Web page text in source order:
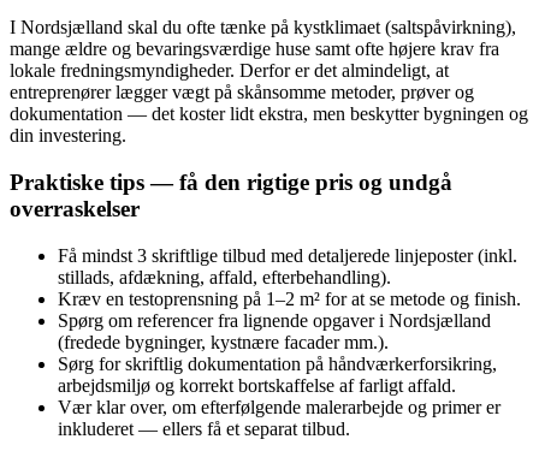
I Nordsjælland skal du ofte tænke på kystklimaet (saltspåvirkning),
mange ældre og bevaringsværdige huse samt ofte højere krav fra
lokale fredningsmyndigheder. Derfor er det almindeligt, at
entreprenører lægger vægt på skånsomme metoder, prøver og
dokumentation — det koster lidt ekstra, men beskytter bygningen og
din investering.
Praktiske tips — få den rigtige pris og undgå
overraskelser
Få mindst 3 skriftlige tilbud med detaljerede linjeposter (inkl.
stillads, afdækning, affald, efterbehandling).
Kræv en testoprensning på 1–2 m² for at se metode og finish.
Spørg om referencer fra lignende opgaver i Nordsjælland
(fredede bygninger, kystnære facader mm.).
Sørg for skriftlig dokumentation på håndværkerforsikring,
arbejdsmiljø og korrekt bortskaffelse af farligt affald.
Vær klar over, om efterfølgende malerarbejde og primer er
inkluderet — ellers få et separat tilbud.